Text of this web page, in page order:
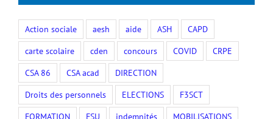
Action sociale aesh aide ASH
CAPD
carte scolaire
cden concours COVID
CRPE
CSA 86
CSA acad
DIRECTION
Droits des personnels
ELECTIONS
F3SCT
FORMATION
FSU indemnités
MOBILISATIONS